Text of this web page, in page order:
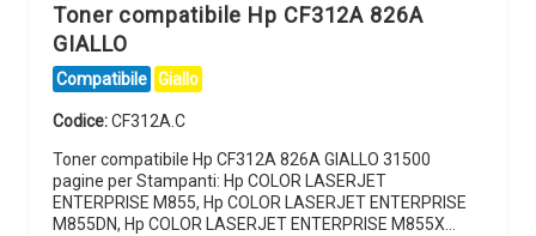
Toner compatibile Hp CF312A 826A
GIALLO
Compatibile Giallo
Codice:CF312A.C
Toner compatibile Hp CF312A 826A GIALLO 31500
pagine per Stampanti: Hp COLOR LASERJET
ENTERPRISE M855, Hp COLOR LASERJET ENTERPRISE
M855DN, Hp COLOR LASERJET ENTERPRISE M855X…